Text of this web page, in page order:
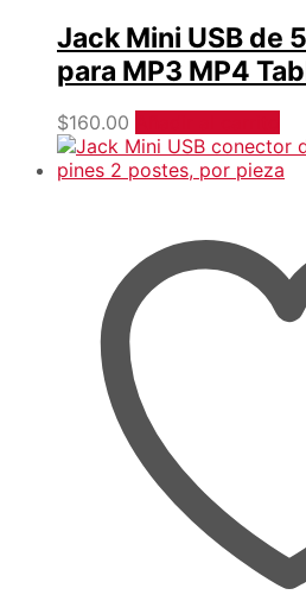
Jack Mini USB de
para MP3 MP4
$160.00